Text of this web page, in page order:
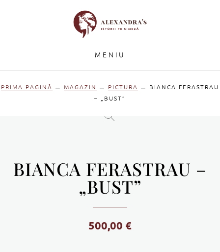
MENIU
PRIMA PAGINĂ ⚊ MAGAZIN ⚊ PICTURA ⚊ BIANCA FERASTRAU
– „BUST”
BIANCA FERASTRAU –
„BUST”
500,00 €